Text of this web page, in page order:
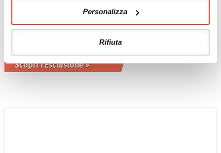
Personalizza
Rifiuta
In viaggio con il proprio
bilanciare lo stato fisico, mentale ed
Scopri l'Escursione »